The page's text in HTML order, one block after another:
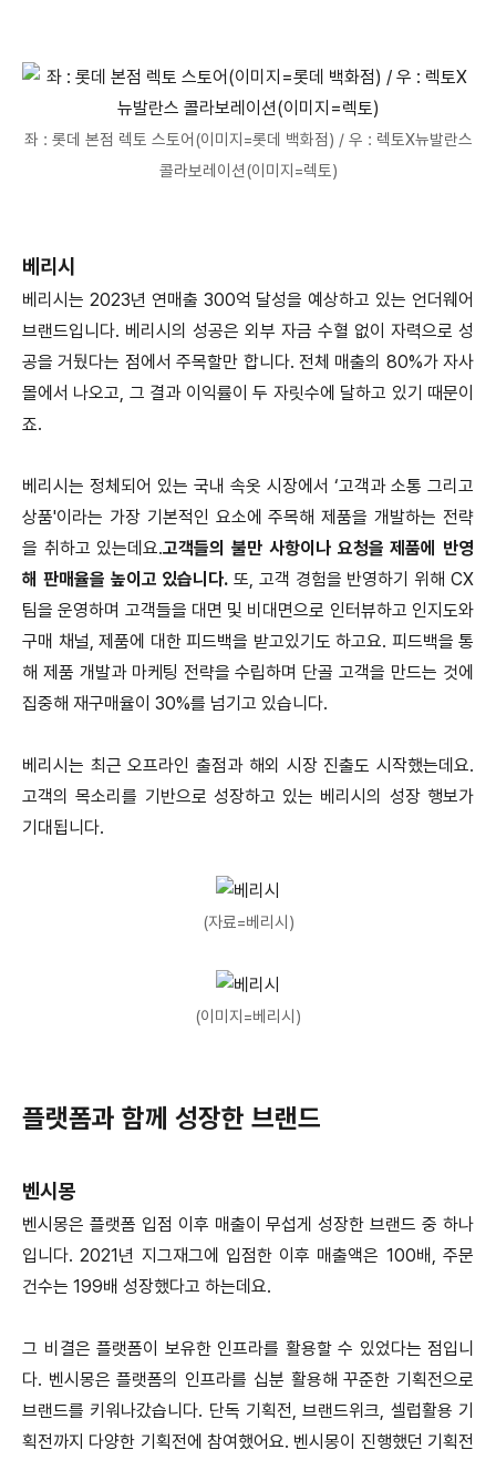
좌 : 롯데 본점 렉토 스토어(이미지=롯데 백화점) / 우 : 렉토X뉴발란스
콜라보레이션(이미지=렉토)
베리시
베리시는 2023년 연매출 300억 달성을 예상하고 있는 언더웨어
브랜드입니다. 베리시의 성공은 외부 자금 수혈 없이 자력으로 성
공을 거뒀다는 점에서 주목할만 합니다. 전체 매출의 80%가 자사
몰에서 나오고, 그 결과 이익률이 두 자릿수에 달하고 있기 때문이
죠.
베리시는 정체되어 있는 국내 속옷 시장에서 ‘고객과 소통 그리고
상품'이라는 가장 기본적인 요소에 주목해 제품을 개발하는 전략
을 취하고 있는데요.고객들의 불만 사항이나 요청을 제품에 반영
해 판매율을 높이고 있습니다.또, 고객 경험을 반영하기 위해 CX
팀을 운영하며 고객들을 대면 및 비대면으로 인터뷰하고 인지도와
구매 채널, 제품에 대한 피드백을 받고있기도 하고요. 피드백을 통
해 제품 개발과 마케팅 전략을 수립하며 단골 고객을 만드는 것에
집중해 재구매율이 30%를 넘기고 있습니다.
베리시는 최근 오프라인 출점과 해외 시장 진출도 시작했는데요.
고객의 목소리를 기반으로 성장하고 있는 베리시의 성장 행보가
기대됩니다.
(자료=베리시)
(이미지=베리시)
플랫폼과 함께 성장한 브랜드
벤시몽
벤시몽은 플랫폼 입점 이후 매출이 무섭게 성장한 브랜드 중 하나
입니다. 2021년 지그재그에 입점한 이후 매출액은 100배, 주문
건수는 199배 성장했다고 하는데요.
그 비결은 플랫폼이 보유한 인프라를 활용할 수 있었다는 점입니
다. 벤시몽은 플랫폼의 인프라를 십분 활용해 꾸준한 기획전으로
브랜드를 키워나갔습니다. 단독 기획전, 브랜드위크, 셀럽활용 기
획전까지 다양한 기획전에 참여했어요. 벤시몽이 진행했던 기획전